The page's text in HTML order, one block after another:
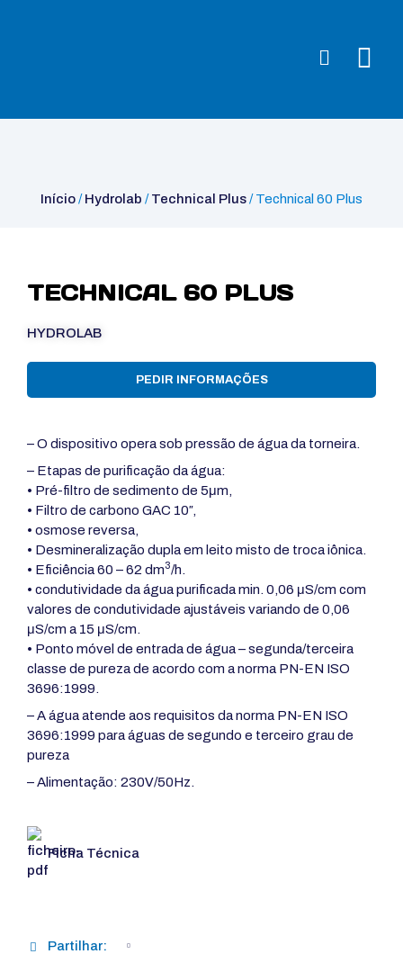
Início/Hydrolab /Technical Plus/ Technical 60 Plus
TECHNICAL 60 PLUS
HYDROLAB
PEDIR INFORMAÇÕES
– O dispositivo opera sob pressão de água da torneira.
– Etapas de purificação da água:
• Pré-filtro de sedimento de 5μm,
• Filtro de carbono GAC 10″,
• osmose reversa,
• Desmineralização dupla em leito misto de troca iônica.
• Eficiência 60 – 62 dm3/h.
• condutividade da água purificada min. 0,06 μS/cm com
valores de condutividade ajustáveis variando de 0,06
μS/cm a 15 μS/cm.
• Ponto móvel de entrada de água – segunda/terceira
classe de pureza de acordo com a norma PN-EN ISO
3696:1999.
– A água atende aos requisitos da norma PN-EN ISO
3696:1999 para águas de segundo e terceiro grau de
pureza
– Alimentação: 230V/50Hz.
Ficha Técnica
Partilhar: